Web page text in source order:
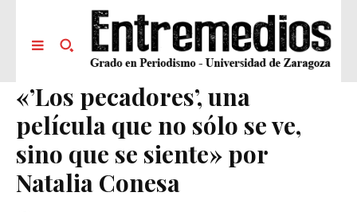
«’Los pecadores’, una
película que no sólo se ve,
sino que se siente» por
Natalia Conesa